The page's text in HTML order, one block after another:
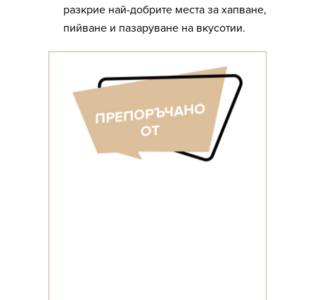
разкрие най-добрите места за хапване,
пийване и пазаруване на вкусотии.